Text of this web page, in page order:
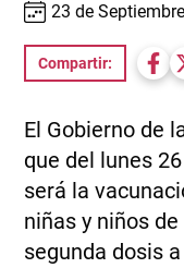
23 de
Compartir:
El Gobierno de
que del lunes
será la
niñas y niños
segunda dosis